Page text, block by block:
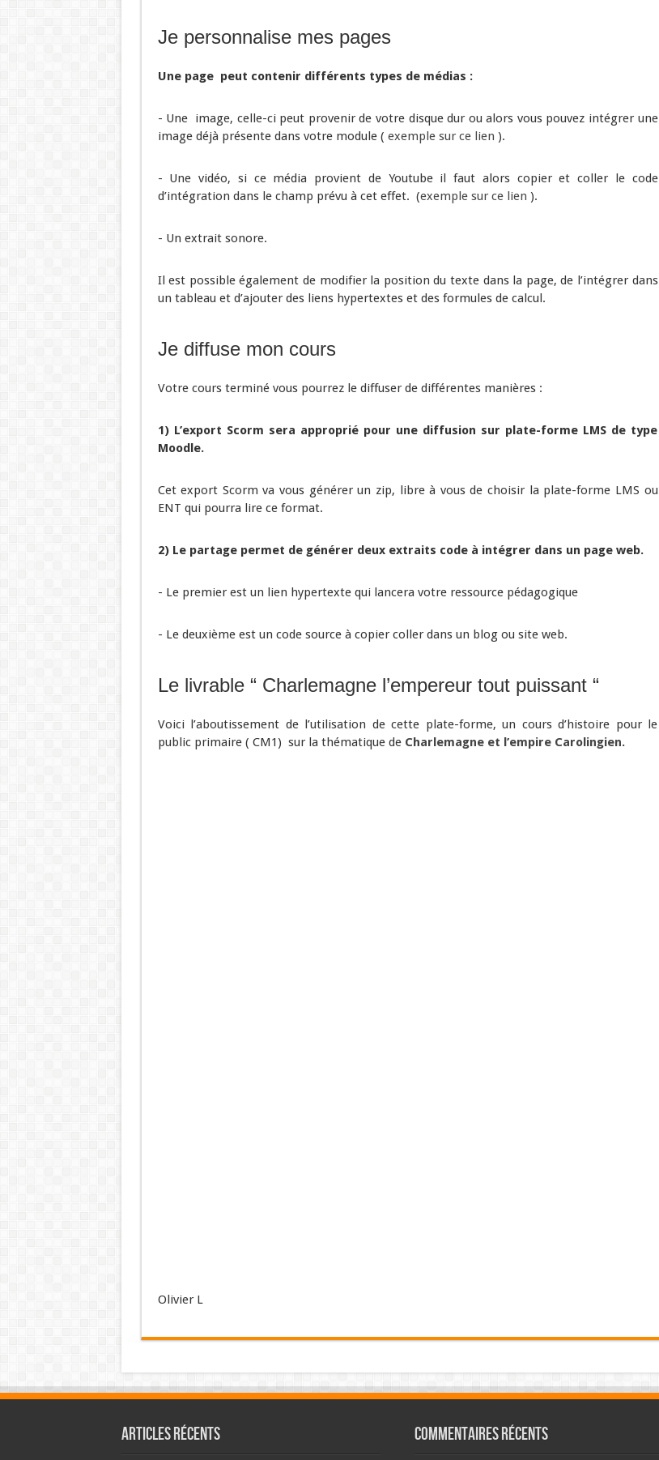
Je personnalise mes pages
Une page peut contenir différents types de médias :
- Une image, celle-ci peut provenir de votre disque dur ou alors vous pouvez intégrer une
image déjà présente dans votre module ( exemple sur ce lien ).
- Une vidéo, si ce média provient de Youtube il faut alors copier et coller le code
d’intégration dans le champ prévu à cet effet. (exemple sur ce lien ).
- Un extrait sonore.
Il est possible également de modifier la position du texte dans la page, de l’intégrer dans
un tableau et d’ajouter des liens hypertextes et des formules de calcul.
Je diffuse mon cours
Votre cours terminé vous pourrez le diffuser de différentes manières :
1) L’export Scorm sera approprié pour une diffusion sur plate-forme LMS de type
Moodle.
Cet export Scorm va vous générer un zip, libre à vous de choisir la plate-forme LMS ou
ENT qui pourra lire ce format.
2) Le partage permet de générer deux extraits code à intégrer dans un page web.
- Le premier est un lien hypertexte qui lancera votre ressource pédagogique
- Le deuxième est un code source à copier coller dans un blog ou site web.
Le livrable “ Charlemagne l’empereur tout puissant “
Voici l’aboutissement de l’utilisation de cette plate-forme, un cours d’histoire pour le
public primaire ( CM1) sur la thématique de Charlemagne et l’empire Carolingien.
Olivier L
Articles récents Commentaires récents